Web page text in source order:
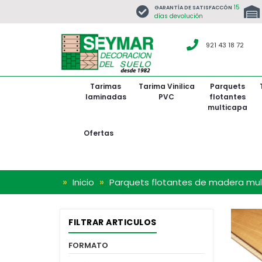
GARANTÍA DE SATISFACCÓN 15
días devolución
921 43 18 72
Tarimas
laminadas
Tarima Vinilica
PVC
Parquets
flotantes
multicapa
Ofertas
» Inicio » Parquets flotantes de madera
FILTRAR ARTICULOS
FORMATO